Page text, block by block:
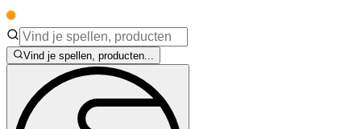
Vind je spellen, producten...